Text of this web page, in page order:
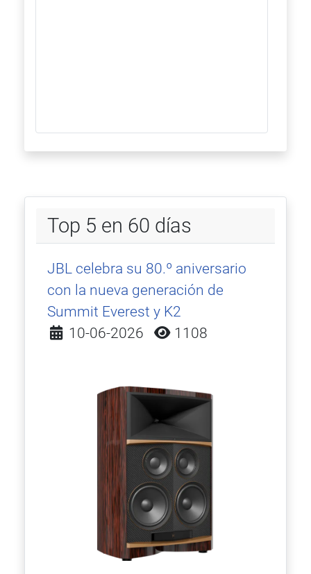
Top 5 en 60 días
JBL celebra su 80.º aniversario
con la nueva generación de
Summit Everest y K2
Detalles
10-06-2026 1108